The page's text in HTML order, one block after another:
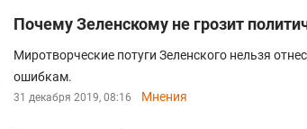
Почему Зеленскому не грозит
Миротворческие потуги Зеленского нельзя
ошибкам.
31 декабря 2019, 08:16 Мнения